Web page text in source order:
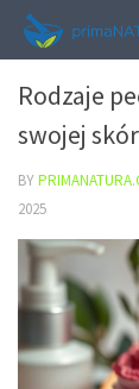
URODA
Rodzaje
swojej
BY
2025